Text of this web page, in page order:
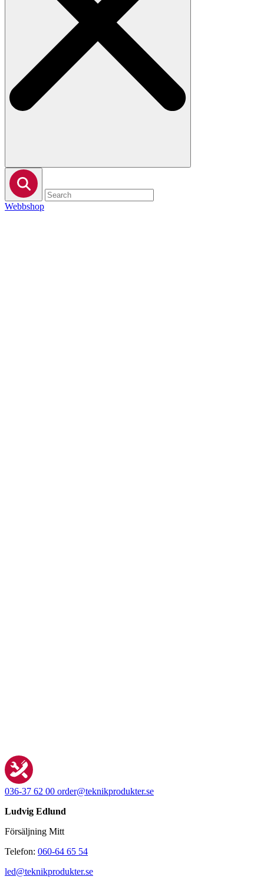
Webbshop
036-37 62 00 order@teknikprodukter.se
Ludvig Edlund
Försäljning Mitt
Telefon: 060-64 65 54
led@teknikprodukter.se